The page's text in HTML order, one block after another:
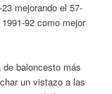
mejorando el 57-
92 como mejor
baloncesto más
un vistazo a las